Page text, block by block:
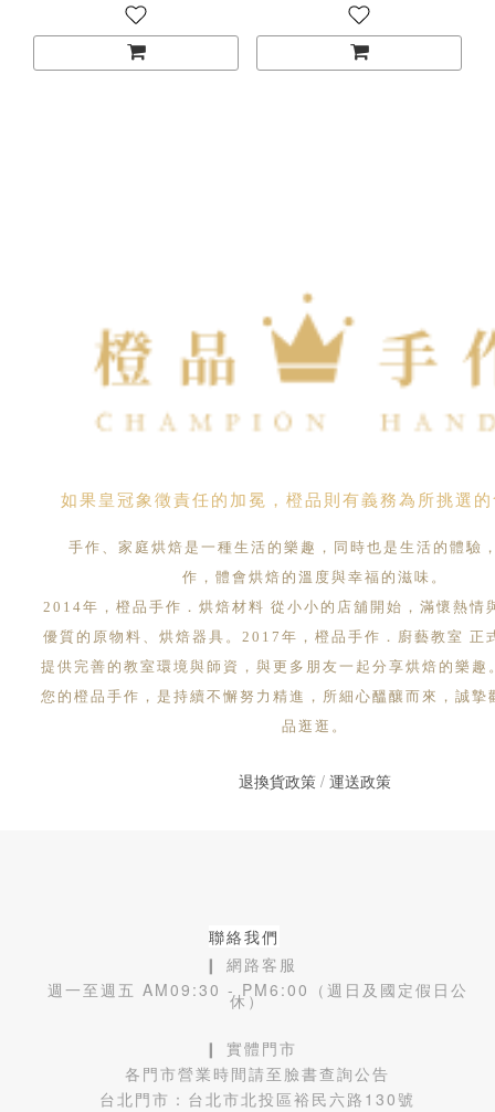
如果皇冠象徵責任的加冕，橙品則有義務為所挑選
手作、家庭烘焙是一種生活的樂趣，同時也是生活的體驗
作，體會烘焙的溫度與幸福的滋味。
2014年，橙品手作．烘焙材料 從小小的店舖開始，滿懷熱情
優質的原物料、烘焙器具。2017年，橙品手作．廚藝教室 正
提供完善的教室環境與師資，與更多朋友一起分享烘焙的樂趣
您的橙品手作，是持續不懈努力精進，所細心醞釀而來，誠摯
品逛逛。
退換貨政策/ 運送政策
聯絡我們
❙ 網路客服
週一至週五 AM09:30 - PM6:00（週日及國定假日公
休）
❙ 實體門市
各門市營業時間請至臉書查詢公告
台北門市： 台北市北投區裕民六路130號